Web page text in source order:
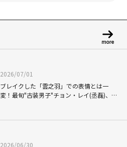
2026/07/01
ブレイクした「雲之羽」での表情とは一
変！最旬"古装男子"チョン・レイ(丞磊)、
2026/06/30